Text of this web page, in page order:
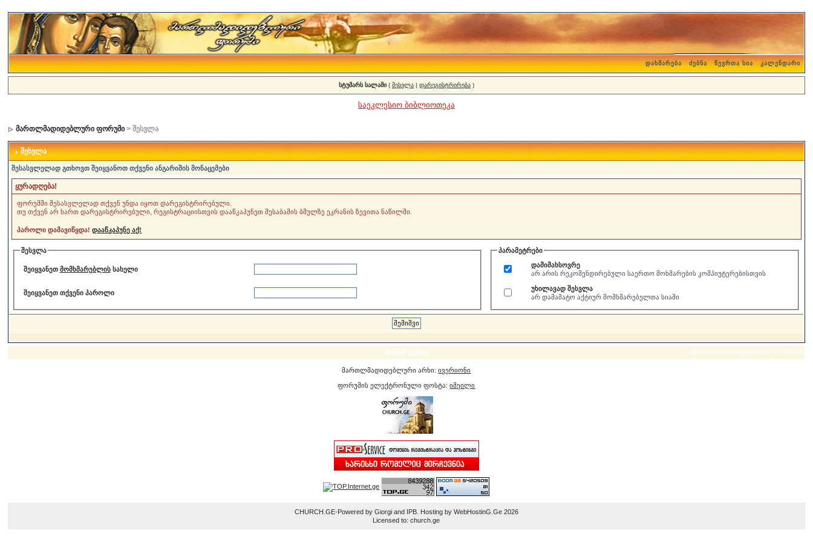
დახმარება ძებნა წევრთა სია კალენდარი
სტუმარს სალამი( შესვლა| დარეგისტრირება)
საეკლესიო ბიბლიოთეკა
მართლმადიდებლური ფორუმი > შესვლა
შესვლა
შესასვლელად გთხოვთ შეიყვანოთ თქვენი ანგარიშის მონაცემები
ყურადღება!
ფორუმში შესასვლელად თქვენ უნდა იყოთ დარეგისტრირებული.
თუ თქვენ არ ხართ დარეგისტრირებული, რეგისტრაციისთვის დააწკაპუნეთ შესაბამის ბმულზე ეკრანის ზევითა ნაწილში.
პაროლი დამავიწყდა!დააწკაპუნე აქ!
შესვლა
შეიყვანეთ მომხმარებლისსახელი
შეიყვანეთ თქვენი პაროლი
პარამეტრები
დამიმახსოვრე
არ არის რეკომენდირებული საერთო მოხმარების კომპიუტერებისთვის
უხილავად შესვლა
არ დამამატო აქტიურ მომხმარებელთა სიაში
მსუბუქი ვერსია ახლა არის: 8th August 2026 - 07:05 AM
მართლმადიდებლური არხი:ივერიონი
ფორუმის ელექტრონული ფოსტა:იმეილი
CHURCH.GE-Powered by Giorgi and IPB. Hosting by WebHostinG.Ge 2026
Licensed to: church.ge